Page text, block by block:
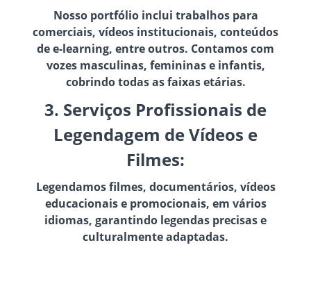
Nosso portfólio inclui trabalhos para
comerciais, vídeos institucionais, conteúdos
de e-learning, entre outros. Contamos com
vozes masculinas, femininas e infantis,
cobrindo todas as faixas etárias.
3. Serviços Profissionais de
Legendagem de Vídeos e
Filmes:
Legendamos filmes, documentários, vídeos
educacionais e promocionais, em vários
idiomas, garantindo legendas precisas e
culturalmente adaptadas.